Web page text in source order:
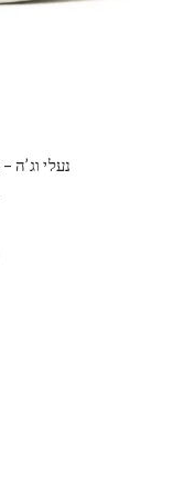
נעלי וג’ה – VEJA SHOES WHITE BLACK